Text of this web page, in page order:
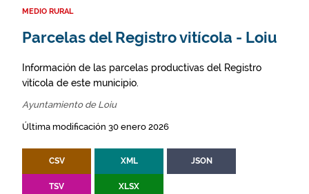
MEDIO RURAL
Parcelas del Registro vitícola - Loiu
Información de las parcelas productivas del Registro
vitícola de este municipio.
Ayuntamiento de Loiu
Última modificación 30 enero 2026
CSV XML JSON
TSV XLSX